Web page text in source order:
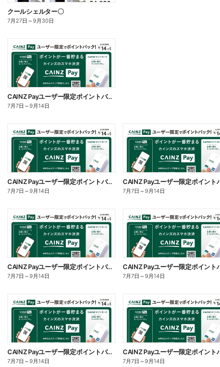
クールシェルター〇
7月27日 ～9月30日
CAINZ Payユーザー限定ポイントバック!_日用雑貨②
7月7日 ～9月14日
CAINZ Payユーザー限定ポイントバック!_日用雑貨①
7月7日 ～9月14日 7月7日 ～9月14日
CAINZ Payユーザー限定ポイントバック!_家電
7月7日 ～9月14日 7月7日 ～9月14日
CAINZ Payユーザー限定ポイントバック!_サイクル
7月7日 ～9月14日 7月7日 ～9月14日